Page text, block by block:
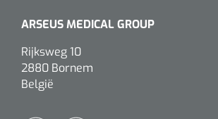
ARSEUS MEDICAL GROUP
Rijksweg 10
2880 Bornem
België